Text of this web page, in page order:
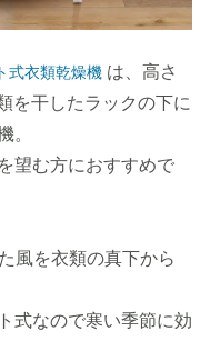
式衣類乾燥機 は、高さ
を干したラックの下に
。
望む方におすすめで
風を衣類の真下から
式なので寒い季節に効